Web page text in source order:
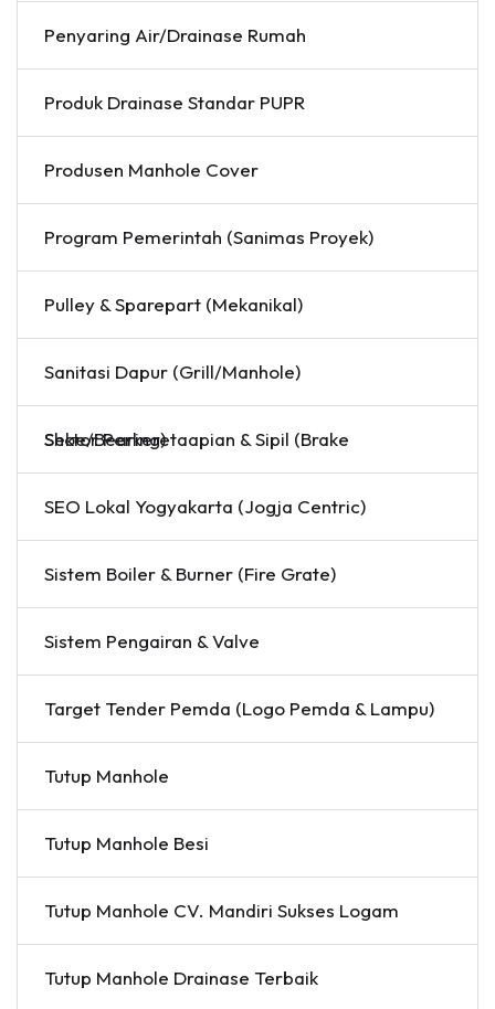
Penyaring Air/Drainase Rumah
Produk Drainase Standar PUPR
Produsen Manhole Cover
Program Pemerintah (Sanimas Proyek)
Pulley & Sparepart (Mekanikal)
Sanitasi Dapur (Grill/Manhole)
Sektor Perkeretaapian & Sipil (Brake Shoe/Bearing)
SEO Lokal Yogyakarta (Jogja Centric)
Sistem Boiler & Burner (Fire Grate)
Sistem Pengairan & Valve
Target Tender Pemda (Logo Pemda & Lampu)
Tutup Manhole
Tutup Manhole Besi
Tutup Manhole CV. Mandiri Sukses Logam
Tutup Manhole Drainase Terbaik